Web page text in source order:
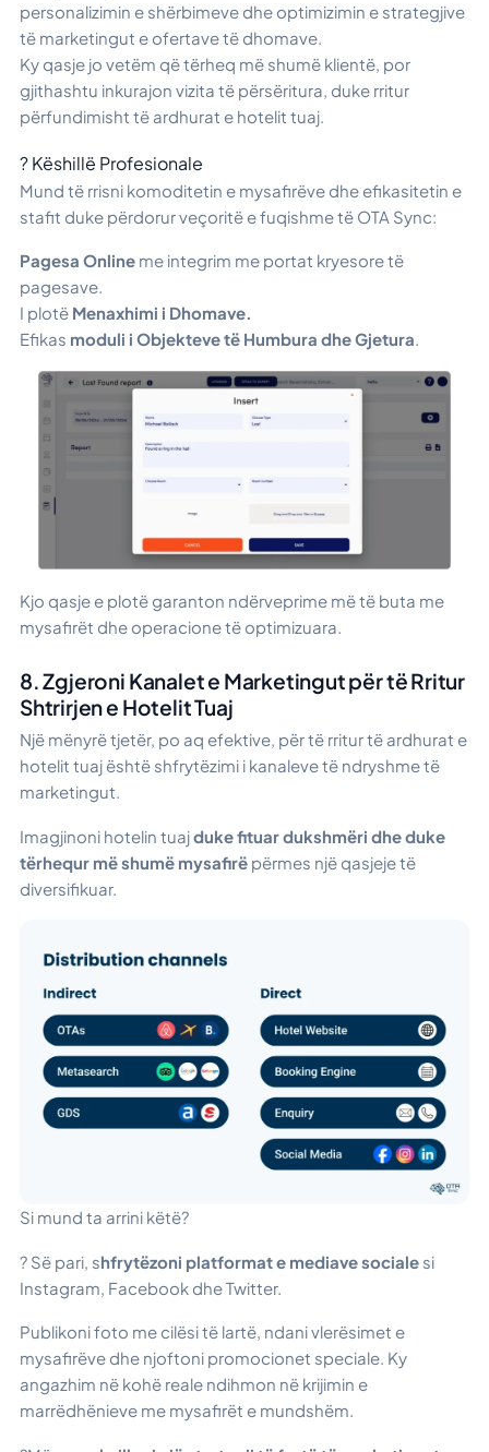
personalizimin e shërbimeve dhe optimizimin e strategjive
të marketingut e ofertave të dhomave.
Ky qasje jo vetëm që tërheq më shumë klientë, por
gjithashtu inkurajon vizita të përsëritura, duke rritur
përfundimisht të ardhurat e hotelit tuaj.
? Këshillë Profesionale
Mund të rrisni komoditetin e mysafirëve dhe efikasitetin e
stafit duke përdorur veçoritë e fuqishme të OTA Sync:
Pagesa Online me integrim me portat kryesore të
pagesave.
I plotë Menaxhimi i Dhomave.
Efikas moduli i Objekteve të Humbura dhe Gjetura.
Kjo qasje e plotë garanton ndërveprime më të buta me
mysafirët dhe operacione të optimizuara.
8. Zgjeroni Kanalet e Marketingut për të Rritur
Shtrirjen e Hotelit Tuaj
Një mënyrë tjetër, po aq efektive, për të rritur të ardhurat e
hotelit tuaj është shfrytëzimi i kanaleve të ndryshme të
marketingut.
Imagjinoni hotelin tuajduke fituar dukshmëri dhe duke
tërhequr më shumë mysafirë përmes një qasjeje të
diversifikuar.
Si mund ta arrini këtë?
? Së pari, shfrytëzoni platformat e mediave sociale si
Instagram, Facebook dhe Twitter.
Publikoni foto me cilësi të lartë, ndani vlerësimet e
mysafirëve dhe njoftoni promocionet speciale. Ky
angazhim në kohë reale ndihmon në krijimin e
marrëdhënieve me mysafirët e mundshëm.